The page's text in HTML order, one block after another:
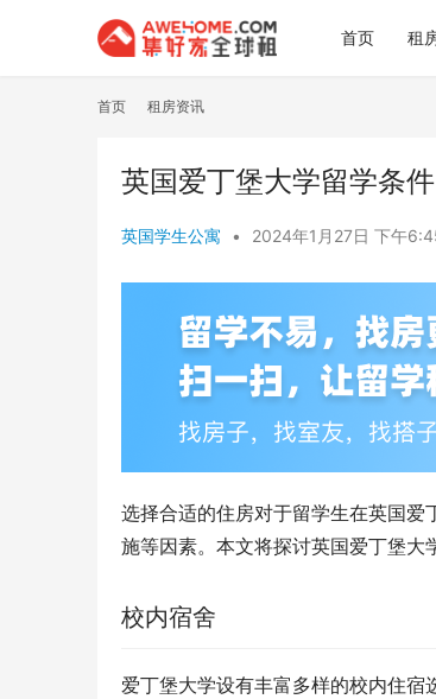
首页 租
首页 租房资讯
英国爱丁堡大学留学条
英国学生公寓 • 2024年1月27日 下午
选择合适的住房对于留学生在英国
施等因素。本文将探讨英国爱丁堡大
校内宿舍
爱丁堡大学设有丰富多样的校内住